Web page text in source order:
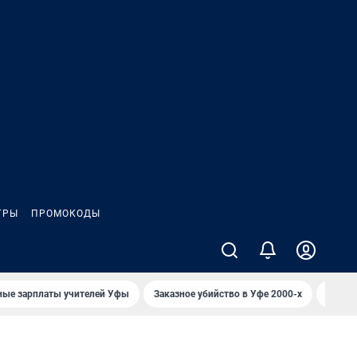
ПРОМОКОДЫ
зарплаты учителей Уфы Заказное убийство в Уфе 2000-х